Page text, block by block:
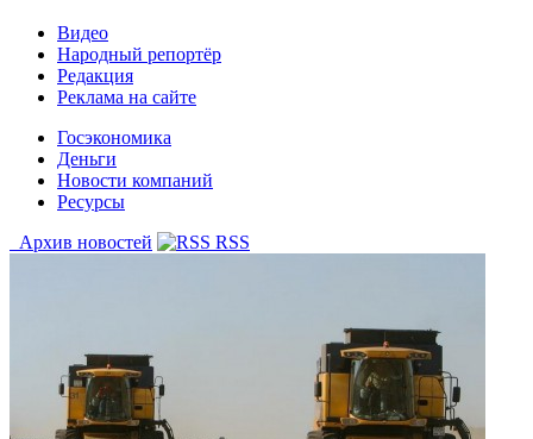
Видео
Народный репортёр
Редакция
Реклама на сайте
Госэкономика
Деньги
Новости компаний
Ресурсы
Архив новостей
RSS